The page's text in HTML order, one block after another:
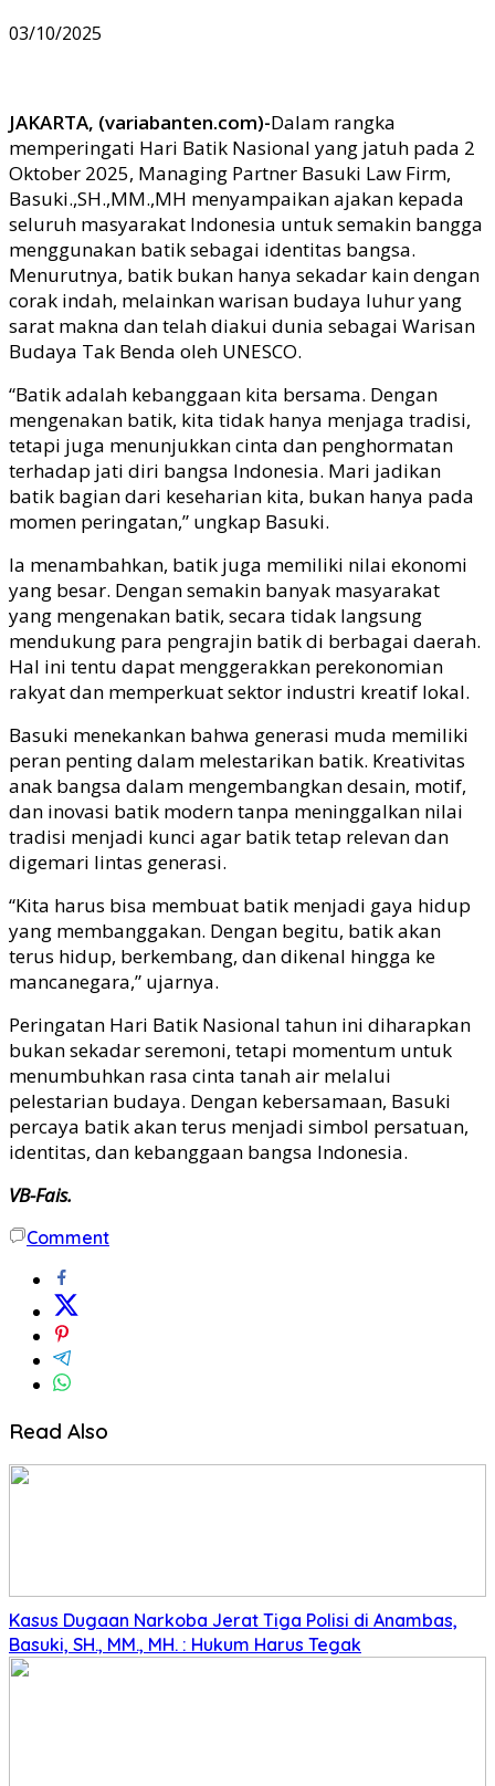
03/10/2025
JAKARTA, (variabanten.com)-Dalam rangka
memperingati Hari Batik Nasional yang jatuh pada 2
Oktober 2025, Managing Partner Basuki Law Firm,
Basuki.,SH.,MM.,MH menyampaikan ajakan kepada
seluruh masyarakat Indonesia untuk semakin bangga
menggunakan batik sebagai identitas bangsa.
Menurutnya, batik bukan hanya sekadar kain dengan
corak indah, melainkan warisan budaya luhur yang
sarat makna dan telah diakui dunia sebagai Warisan
Budaya Tak Benda oleh UNESCO.
“Batik adalah kebanggaan kita bersama. Dengan
mengenakan batik, kita tidak hanya menjaga tradisi,
tetapi juga menunjukkan cinta dan penghormatan
terhadap jati diri bangsa Indonesia. Mari jadikan
batik bagian dari keseharian kita, bukan hanya pada
momen peringatan,” ungkap Basuki.
Ia menambahkan, batik juga memiliki nilai ekonomi
yang besar. Dengan semakin banyak masyarakat
yang mengenakan batik, secara tidak langsung
mendukung para pengrajin batik di berbagai daerah.
Hal ini tentu dapat menggerakkan perekonomian
rakyat dan memperkuat sektor industri kreatif lokal.
Basuki menekankan bahwa generasi muda memiliki
peran penting dalam melestarikan batik. Kreativitas
anak bangsa dalam mengembangkan desain, motif,
dan inovasi batik modern tanpa meninggalkan nilai
tradisi menjadi kunci agar batik tetap relevan dan
digemari lintas generasi.
“Kita harus bisa membuat batik menjadi gaya hidup
yang membanggakan. Dengan begitu, batik akan
terus hidup, berkembang, dan dikenal hingga ke
mancanegara,” ujarnya.
Peringatan Hari Batik Nasional tahun ini diharapkan
bukan sekadar seremoni, tetapi momentum untuk
menumbuhkan rasa cinta tanah air melalui
pelestarian budaya. Dengan kebersamaan, Basuki
percaya batik akan terus menjadi simbol persatuan,
identitas, dan kebanggaan bangsa Indonesia.
VB-Fais.
Comment
Read Also
Kasus Dugaan Narkoba Jerat Tiga Polisi di Anambas,
Basuki, SH., MM., MH. : Hukum Harus Tegak